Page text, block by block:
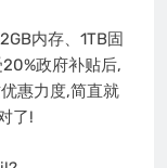
内存、1TB固
政府补贴后,
惠力度,简直就
了!